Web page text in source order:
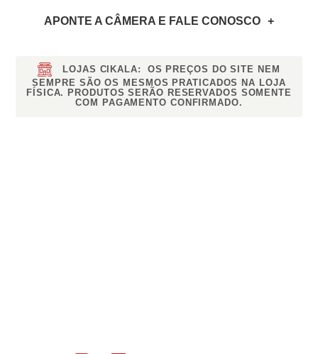
APONTE A CÂMERA E FALE CONOSCO
LOJAS CIKALA:
OS PREÇOS DO SITE NEM
SEMPRE SÃO OS MESMOS PRATICADOS NA LOJA
FÍSICA. PRODUTOS SERÃO RESERVADOS SOMENTE
COM PAGAMENTO CONFIRMADO.